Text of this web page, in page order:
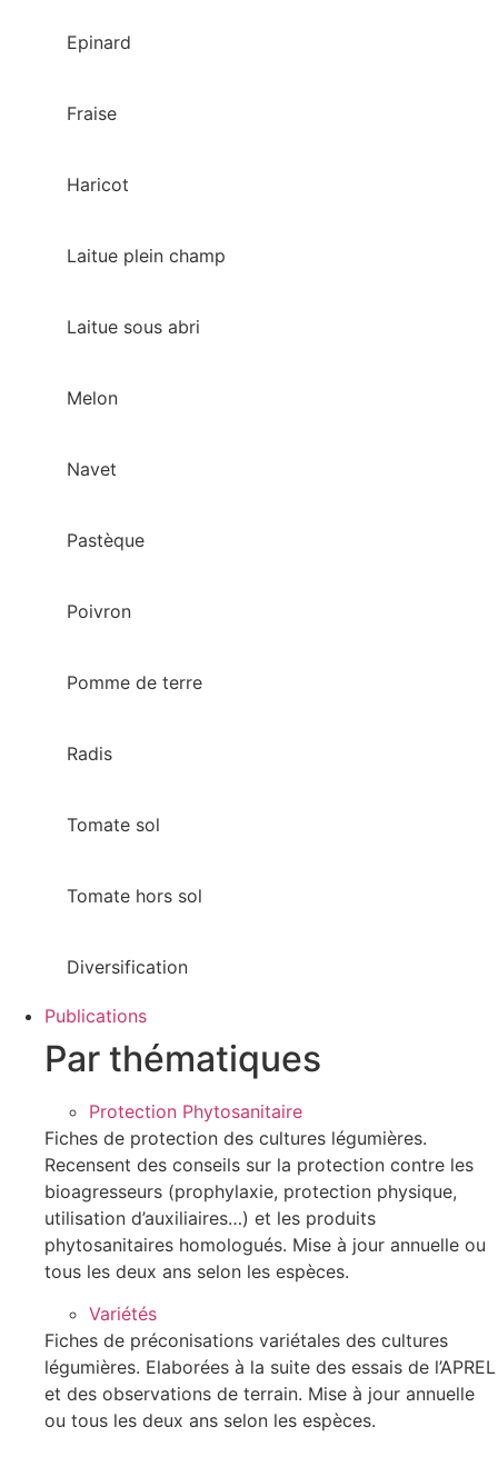
Epinard
Fraise
Haricot
Laitue plein champ
Laitue sous abri
Melon
Navet
Pastèque
Poivron
Pomme de terre
Radis
Tomate sol
Tomate hors sol
Diversification
Publications
Par thématiques
Protection Phytosanitaire
Fiches de protection des cultures légumières.
Recensent des conseils sur la protection contre les
bioagresseurs (prophylaxie, protection physique,
utilisation d’auxiliaires…) et les produits
phytosanitaires homologués. Mise à jour annuelle ou
tous les deux ans selon les espèces.
Variétés
Fiches de préconisations variétales des cultures
légumières. Elaborées à la suite des essais de l’APREL
et des observations de terrain. Mise à jour annuelle
ou tous les deux ans selon les espèces.